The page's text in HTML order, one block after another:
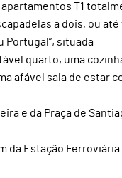
apartamentos T1
a dois, ou
Portugal”, situada
quarto, uma
afável sala de estar
e da Praça de
da Estação Ferroviária